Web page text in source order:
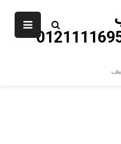
01211116954 – 01211116956 –